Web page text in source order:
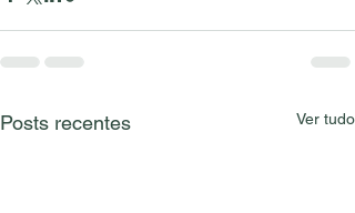
Posts recentes Ver tudo